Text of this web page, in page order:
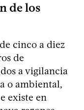
de los
cinco a diez
de
a vigilancia
o ambiental,
existe en